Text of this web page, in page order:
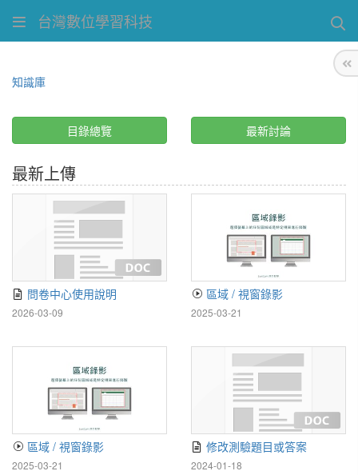
台灣數位學習科技
知識庫
目錄總覽 最新討論
最新上傳
問卷中心使用說明
2026-03-09
區域 / 視窗錄影
2025-03-21
區域 / 視窗錄影
2025-03-21
修改測驗題目或答案
2024-01-18